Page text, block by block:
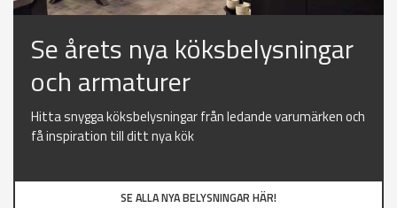
Se årets nya köksbelysningar
och armaturer
Hitta snygga köksbelysningar från ledande varumärken och
få inspiration till ditt nya kök
SE ALLA NYA BELYSNINGAR HÄR!